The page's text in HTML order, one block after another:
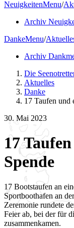
NeuigkeitenMenu/
Archiv
DankeMenu/
Archiv
Die
Aktuelles
Danke
17 Taufen und
30. Mai 2023
17
Spende
17 Bootstaufen an
Sportboothafen an
Zeremonie rundete
Feier ab, bei der für
zusammenkamen.